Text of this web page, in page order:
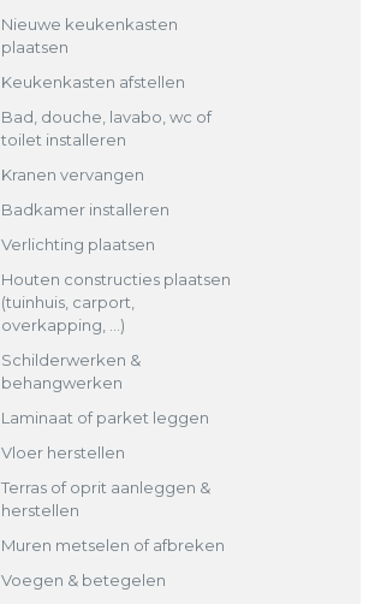
Nieuwe keukenkasten
plaatsen
Keukenkasten afstellen
Bad, douche, lavabo, wc of
toilet installeren
Kranen vervangen
Badkamer installeren
Verlichting plaatsen
Houten constructies plaatsen
(tuinhuis, carport,
overkapping, …)
Schilderwerken &
behangwerken
Laminaat of parket leggen
Vloer herstellen
Terras of oprit aanleggen &
herstellen
Muren metselen of afbreken
Voegen & betegelen